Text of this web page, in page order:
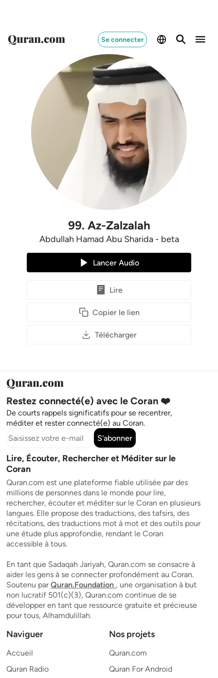
Se connecter
Switch Quran.com to English
99. Az-Zalzalah
Abdullah Hamad Abu Sharida - beta
Lancer Audio
Lire
Copier le lien
Télécharger
Restez connecté(e) avec le Coran ❤️
De courts rappels significatifs pour se recentrer,
méditer et rester connecté(e) au Coran.
S'abonner
Lire, Écouter, Rechercher et Méditer sur le
Coran
Quran.com est une plateforme fiable utilisée par des
millions de personnes dans le monde pour lire,
rechercher, écouter et méditer sur le Coran en plusieurs
langues. Elle propose des traductions, des tafsirs, des
récitations, des traductions mot à mot et des outils pour
une étude plus approfondie, rendant le Coran
accessible à tous.
En tant que Sadaqah Jariyah, Quran.com se consacre à
aider les gens à se connecter profondément au Coran.
Soutenu parQuran.Foundation , une organisation à but
non lucratif 501(c)(3), Quran.com continue de se
développer en tant que ressource gratuite et précieuse
pour tous, Alhamdulillah.
Naviguer
Accueil
Quran Radio
Nos projets
Quran.com
Quran For Android